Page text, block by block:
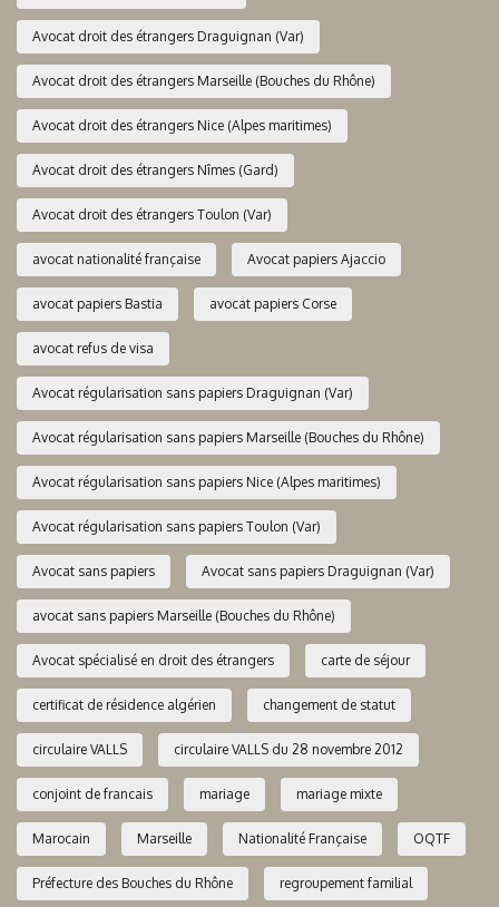
Avocat droit des étrangers Draguignan (Var)
Avocat droit des étrangers Marseille (Bouches du Rhône)
Avocat droit des étrangers Nice (Alpes maritimes)
Avocat droit des étrangers Nîmes (Gard)
Avocat droit des étrangers Toulon (Var)
avocat nationalité française Avocat papiers Ajaccio
avocat papiers Bastia avocat papiers Corse
avocat refus de visa
Avocat régularisation sans papiers Draguignan (Var)
Avocat régularisation sans papiers Marseille (Bouches du Rhône)
Avocat régularisation sans papiers Nice (Alpes maritimes)
Avocat régularisation sans papiers Toulon (Var)
Avocat sans papiers Avocat sans papiers Draguignan (Var)
avocat sans papiers Marseille (Bouches du Rhône)
Avocat spécialisé en droit des étrangers carte de séjour
certificat de résidence algérien changement de statut
circulaire VALLS circulaire VALLS du 28 novembre 2012
conjoint de francais mariage mariage mixte
Marocain Marseille Nationalité Française OQTF
Préfecture des Bouches du Rhône regroupement familial